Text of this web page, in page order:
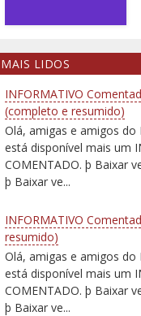
MAIS LIDOS
INFORMATIVO
(completo e resumido)
Olá, amigas e amigos do
está disponível mais um
COMENTADO. þ Baixar
þ Baixar ve...
INFORMATIVO
resumido)
Olá, amigas e amigos do
está disponível mais um
COMENTADO. þ Baixar
þ Baixar ve...